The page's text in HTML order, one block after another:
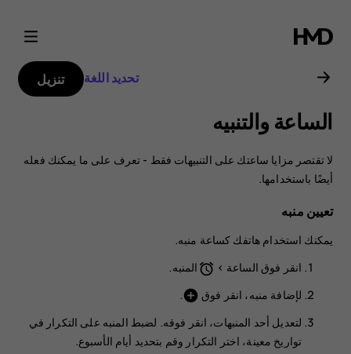
دليل
مستخدم
هاتف
Nokia
6.2
تحديد اللغة تنزيل
الساعة والتنبيه
لا تقتصر مزايا ساعتك على التنبيهات فقط - تعرف على ما يمكنك فعله
أيضًا باستخدامها.
تعيين منبه
يمكنك استخدام هاتفك كساعة منبه.
انقر فوق الساعة >
access_alarm المنبه.
لإضافة منبه، انقر فوق add_circle
.
لتعديل أحد المنبهات، انقر فوقه. لضبط المنبه على التكرار في
تواريخ معينة، اختر التكرار وقم بتحديد أيام الأسبوع.